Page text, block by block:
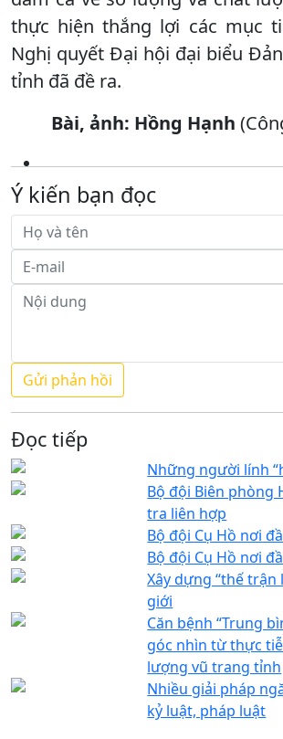
thực hiện thắng lợi các mục
Nghị quyết Đại hội đại biểu
tỉnh đã đề ra.
Bài, ảnh: Hồng Hạnh
Ý kiến bạn đọc
Đọc tiếp
Những người lính
Bộ đội Biên phòng
tra liên hợp
Bộ đội Cụ Hồ nơi
Bộ đội Cụ Hồ nơi
Xây dựng “thế trận
giới
Căn bệnh “Trung
góc nhìn từ thực
lượng vũ trang tỉnh
Nhiều giải pháp
kỷ luật, pháp luật